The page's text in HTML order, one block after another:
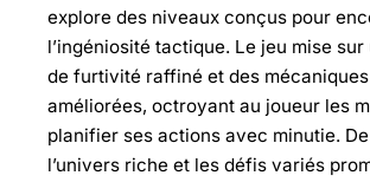
explore des niveaux conçus pour
l’ingéniosité tactique. Le jeu mise sur
de furtivité raffiné et des mécaniques
améliorées, octroyant au joueur les
planifier ses actions avec minutie.
l’univers riche et les défis variés